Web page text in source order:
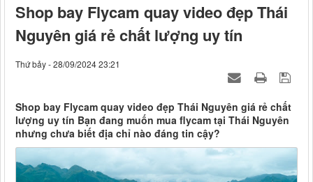
Shop bay Flycam quay video đẹp Thái
Nguyên giá rẻ chất lượng uy tín
Thứ bảy - 28/09/2024 23:21
Shop bay Flycam quay video đẹp Thái Nguyên giá rẻ chất
lượng uy tín Bạn đang muốn mua flycam tại Thái Nguyên
nhưng chưa biết địa chỉ nào đáng tin cậy?